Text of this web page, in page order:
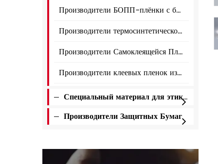
Производители БОПП-плёнки с белым глянцевым покрытием
Производители термосинтетической бумаги
Производители Самоклеящейся Пленки ПВХ
Производители клеевых пленок из ПЭТ
Специальный материал для этикеток
Производители Защитных Бумаг